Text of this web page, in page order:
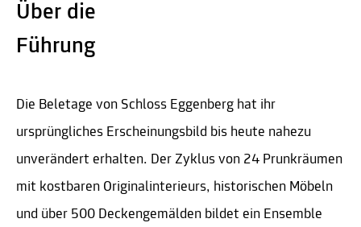
Über die
Führung
Die Beletage von Schloss Eggenberg hat ihr
ursprüngliches Erscheinungsbild bis heute nahezu
unverändert erhalten. Der Zyklus von 24 Prunkräumen
mit kostbaren Originalinterieurs, historischen Möbeln
und über 500 Deckengemälden bildet ein Ensemble